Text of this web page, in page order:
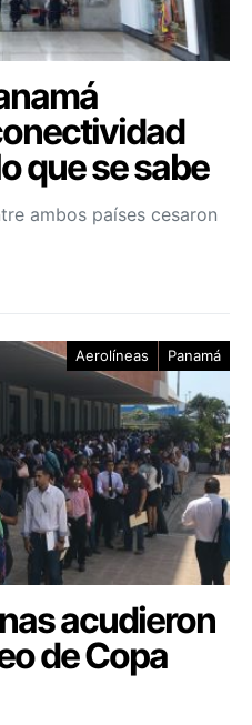
que se sabe
ambos países cesaron
Aerolíneas Panamá
acudieron
de Copa